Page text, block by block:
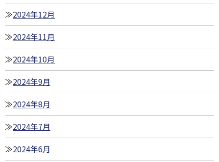
2024年12月
2024年11月
2024年10月
2024年9月
2024年8月
2024年7月
2024年6月